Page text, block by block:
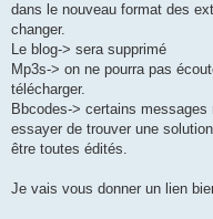
dans le nouveau format des
changer.
Le blog-> sera supprimé
Mp3s-> on ne pourra pas
télécharger.
Bbcodes-> certains
essayer de trouver une
être toutes édités.
Je vais vous donner un lien